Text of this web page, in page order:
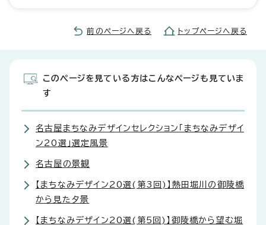
前のページへ戻る トップページへ戻る
このページを見ている方はこんなページも見ていま
す
名古屋まちなみデザインセレクション「まちなみデザイ
ン20選」選定風景
名古屋の景観
【まちなみデザイン20選(第3回)】熱田堀川の御陵橋
から見た夕景
【まちなみデザイン20選(第5回)】御陵橋から望む堀